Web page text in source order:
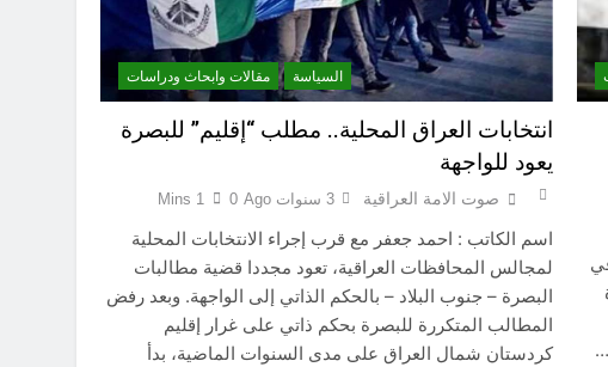
الى المعصوبين الاثني عشر، حجج اللات
5 ساعات Ago
مجلس حسيني (الاستجابة للنصيحة)
6 ساعات Ago
المستفيد الأكبر من الغزو العراقي للكويت؟
السياسة مقالات وابحاث ودراسات
انتخابات العراق المحلية.. مطلب “إقليم” للبصرة
يعود للواجهة
صوت الامة العراقية 3 سنوات Ago 0
1 Mins
اسم الكاتب : احمد جعفر مع قرب إجراء الانتخابات المحلية
لمجالس المحافظات العراقية، تعود مجددا قضية مطالبات
البصرة – جنوب البلاد – بالحكم الذاتي إلى الواجهة. وبعد رفض
المطالب المتكررة للبصرة بحكم ذاتي على غرار إقليم
كردستان شمال العراق على مدى السنوات الماضية، بدأ